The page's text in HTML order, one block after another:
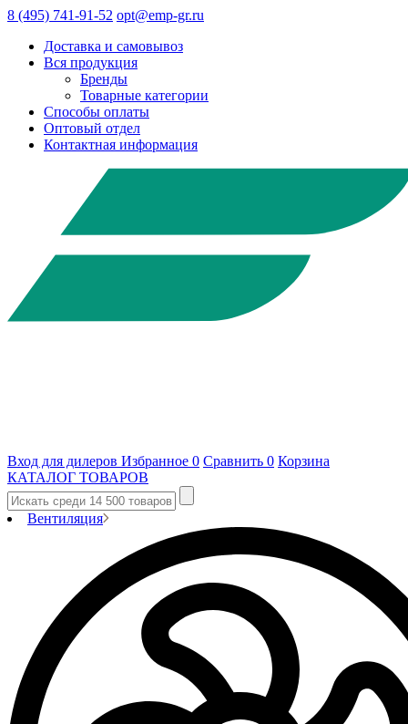
8 (495) 741-91-52 opt@emp-gr.ru
Доставка и самовывоз
Вся продукция
Бренды
Товарные категории
Способы оплаты
Оптовый отдел
Контактная информация
Вход для дилеров Избранное 0 Сравнить 0 Корзина
КАТАЛОГ ТОВАРОВ
Вентиляция